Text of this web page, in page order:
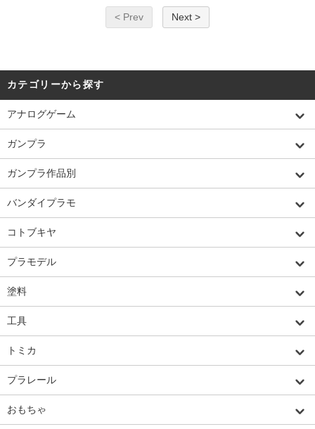
< Prev Next >
カテゴリーから探す
アナログゲーム
ガンプラ
ガンプラ作品別
バンダイプラモ
コトブキヤ
プラモデル
塗料
工具
トミカ
プラレール
おもちゃ